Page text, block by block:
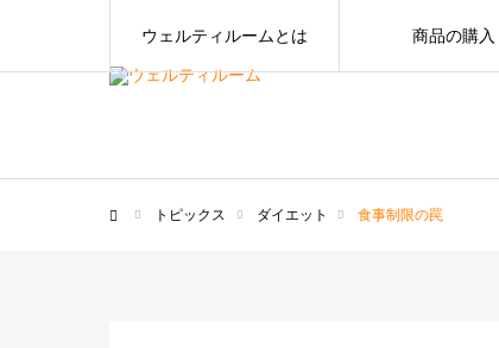
ウェルティルームとは 商品の購入
トピックス ダイエット 食事制限の罠